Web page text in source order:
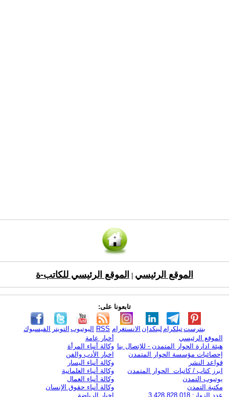
الموقع الرئيسي الموقع الرئيسي للكاتب-ة
تابعونا على:
الفيسبوك التويتر اليوتيوب RSS الانستغرام لينكدإن تيلكرامبنترست
الموقع الرئيسي
هيئة ادارة الحوار المتمدن - للإتصال بنا
إحصائيات مؤسسة الحوار المتمدن
قواعد النشر
ابرز كتاب / كاتبات الحوار المتمدن
يوتيوب التمدن
مكتبة التمدن
عدد الزوار: 3,428,828,018
أخبار عامة
وكالة أنباء المرأة
اخبار الأدب والفن
وكالة أنباء اليسار
وكالة أنباء العلمانية
وكالة أنباء العمال
وكالة أنباء حقوق الإنسان
اخبار الرياضة